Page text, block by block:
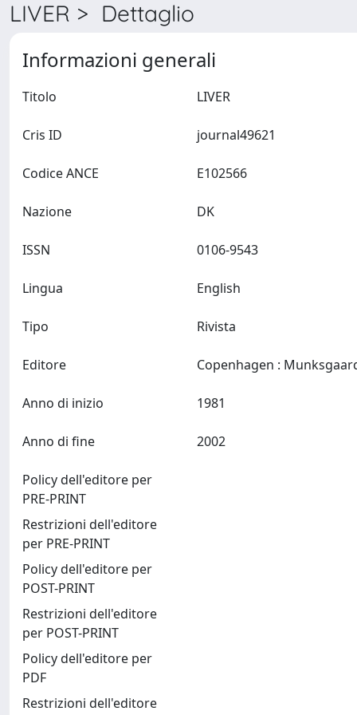
LIVER > Dettaglio
Informazioni generali
Titolo
Cris ID
Codice ANCE
Nazione
ISSN
Lingua
Tipo Rivista
Editore
Anno di inizio
Anno di fine
Policy dell'editore per
PRE-PRINT
Restrizioni dell'editore
per PRE-PRINT
Policy dell'editore per
POST-PRINT
Restrizioni dell'editore
per POST-PRINT
Policy dell'editore per
PDF
Restrizioni dell'editore